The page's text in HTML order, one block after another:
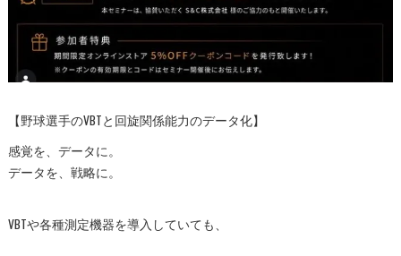
【野球選手のVBTと回旋関係能力のデータ化】
感覚を、データに。
データを、戦略に。
VBTや各種測定機器を導入していても、